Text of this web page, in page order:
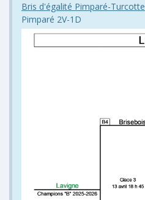
Bris d'égalité Pimparé-Turcotte
Pimparé 2V-1D